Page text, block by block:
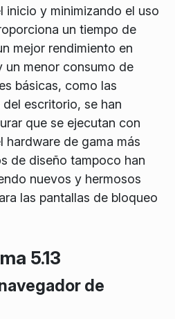
inicio y minimizando el uso
un tiempo de
mejor rendimiento en
un menor consumo de
básicas, como las
escritorio, se han
que se ejecutan con
hardware de gama más
de diseño tampoco han
nuevos y hermosos
las pantallas de bloqueo
5.13
de